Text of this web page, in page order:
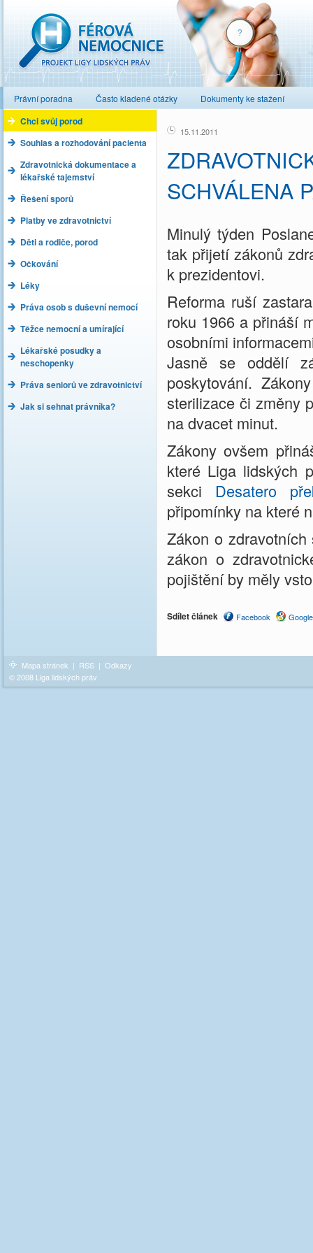
Právní poradna Často kladené otázky Dokumenty ke stažení
Chci svůj porod
Souhlas a rozhodování pacienta
Zdravotnická dokumentace a
lékařské tajemství
Řešení sporů
Platby ve zdravotnictví
Děti a rodiče, porod
Očkování
Léky
Práva osob s duševní nemocí
Těžce nemocní a umírající
Lékařské posudky a
neschopenky
Práva seniorů ve zdravotnictví
Jak si sehnat právníka?
15.11.2011
SCHVÁLENA
Minulý týden
tak přijetí zákonů
k prezidentovi.
Reforma ruší
roku 1966 a přináší
osobními
Jasně se oddělí
poskytování.
sterilizace či změny
na dvacet minut.
Zákony ovšem
které Liga lidských
sekci Desatero
připomínky na které
Zákon o
zákon o
pojištění by měly
Sdílet článek Facebook Google
Mapa stránek | RSS | Odkazy
© 2008 Liga lidských práv